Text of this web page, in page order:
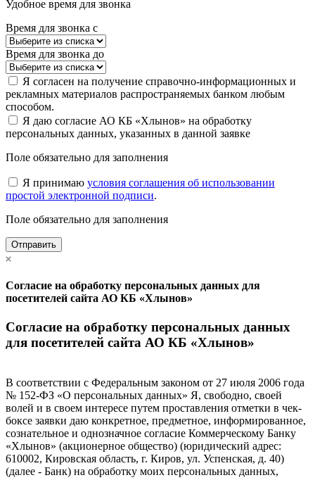
Удобное время для звонка
Время для звонка с
Время для звонка до
Я согласен на получение справочно-информационных и
рекламных материалов распространяемых банком любым
способом.
Я даю согласие АО КБ «Хлынов» на обработку
персональных данных, указанных в данной заявке
Поле обязательно для заполнения
Я принимаю условия соглашения об использовании
простой электронной подписи.
Поле обязательно для заполнения
Отправить
Согласие на обработку персональных данных для
посетителей сайта АО КБ «Хлынов»
Согласие на обработку персональных данных
для посетителей сайта АО КБ «Хлынов»
В соответствии с Федеральным законом от 27 июля 2006 года
№ 152-ФЗ «О персональных данных» Я, свободно, своей
волей и в своем интересе путем проставления отметки в чек-
боксе заявки даю конкретное, предметное, информированное,
сознательное и однозначное согласие Коммерческому Банку
«Хлынов» (акционерное общество) (юридический адрес:
610002, Кировская область, г. Киров, ул. Успенская, д. 40)
(далее - Банк) на обработку моих персональных данных,